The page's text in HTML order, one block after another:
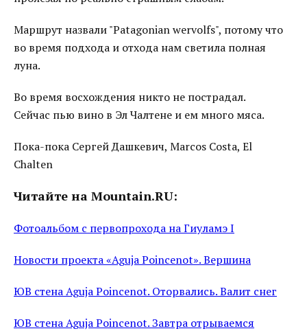
Маршрут назвали "Patagonian wervolfs", потому что
во время подхода и отхода нам светила полная
луна.
Во время восхождения никто не пострадал.
Сейчас пью вино в Эл Чалтене и ем много мяса.
Пока-пока Сергей Дашкевич, Marcos Costa, El
Chalten
Читайте на Mountain.RU:
Фотоальбом с первопрохода на Гиуламэ I
Новости проекта «Aguja Poincenot». Вершина
ЮВ стена Aguja Poincenot. Оторвались. Валит снег
ЮВ стена Aguja Poincenot. Завтра отрываемся